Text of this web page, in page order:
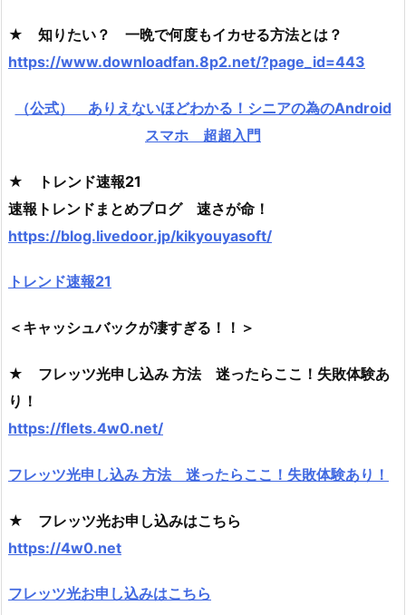
★ 知りたい？ 一晩で何度もイカせる方法とは？
https://www.downloadfan.8p2.net/?page_id=443
（公式） ありえないほどわかる！シニアの為のAndroid
スマホ 超超入門
★ トレンド速報21
速報トレンドまとめブログ 速さが命！
https://blog.livedoor.jp/kikyouyasoft/
トレンド速報21
＜キャッシュバックが凄すぎる！！＞
★ フレッツ光申し込み 方法 迷ったらここ！失敗体験あ
り！
https://flets.4w0.net/
フレッツ光申し込み 方法 迷ったらここ！失敗体験あり！
★ フレッツ光お申し込みはこちら
https://4w0.net
フレッツ光お申し込みはこちら